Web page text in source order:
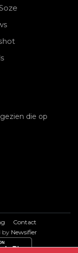
die op
Contact
by Newsifier